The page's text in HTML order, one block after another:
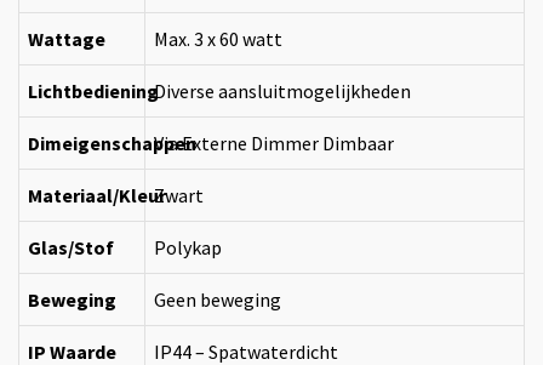
Wattage Max. 3 x 60 watt
LichtbedieningDiverse aansluitmogelijkheden
DimeigenschappenVia Externe Dimmer Dimbaar
Materiaal/KleurZwart
Glas/Stof Polykap
Beweging Geen beweging
IP Waarde IP44 – Spatwaterdicht